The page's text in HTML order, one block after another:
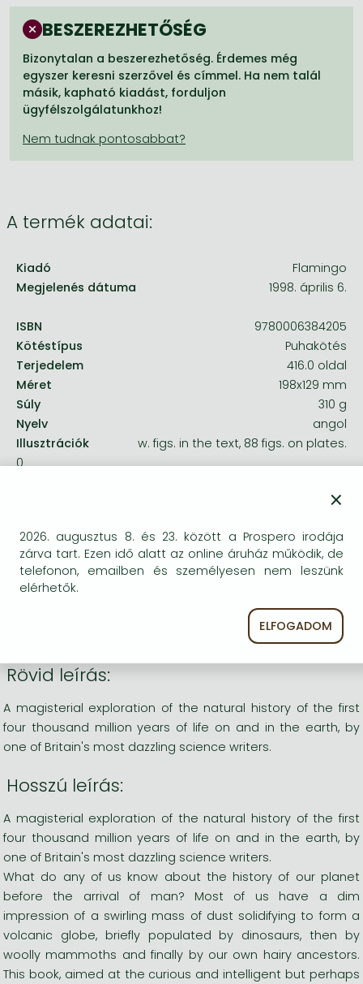
Frieren manga
Bleach manga
One-Punch Man manga
BESZEREZHETŐSÉG
Bizonytalan a beszerezhetőség. Érdemes még
egyszer keresni szerzővel és címmel. Ha nem talál
másik, kapható kiadást, forduljon
ügyfélszolgálatunkhoz!
A termék adatai:
Kiadó
Flamingo
Megjelenés dátuma
1998. április 6.
ISBN
9780006384205
Kötéstípus
Puhakötés
Terjedelem
416.0 oldal
Méret
198x129 mm
Súly
310 g
Nyelv
angol
Illusztrációk
w. figs. in the text, 88 figs. on plates.
0
A természettudományok általános
kérdései, tudománytörténet,
tudományfilozófia
Rövid leírás:
A magisterial exploration of the natural history of the first
four thousand million years of life on and in the earth, by
one of Britain's most dazzling science writers.
Hosszú leírás:
A magisterial exploration of the natural history of the first
four thousand million years of life on and in the earth, by
one of Britain's most dazzling science writers.
What do any of us know about the history of our planet
before the arrival of man? Most of us have a dim
impression of a swirling mass of dust solidifying to form a
volcanic globe, briefly populated by dinosaurs, then by
woolly mammoths and finally by our own hairy ancestors.
This book, aimed at the curious and intelligent but perhaps
×
2026. augusztus 8. és 23. között a Prospero irodája
zárva tart. Ezen idő alatt az online áruház működik, de
telefonon, emailben és személyesen nem leszünk
elérhetők.
ELFOGADOM